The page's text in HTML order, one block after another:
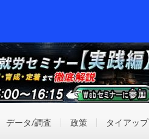
データ/調査 政策 タイアップ